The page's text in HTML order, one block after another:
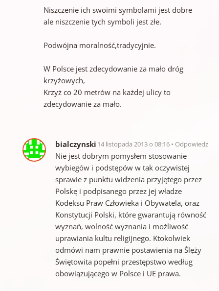
Niszczenie ich swoimi symbolami jest dobre
ale niszczenie tych symboli jest złe.
Podwójna moralność,tradycyjnie.
W Polsce jest zdecydowanie za mało dróg
krzyżowych,
Krzyż co 20 metrów na każdej ulicy to
zdecydowanie za mało.
bialczynski 14 listopada 2013 o 08:16 Odpowiedz
Nie jest dobrym pomysłem stosowanie
wybiegów i podstępów w tak oczywistej
sprawie z punktu widzenia przyjętego przez
Polskę i podpisanego przez jej władze
Kodeksu Praw Człowieka i Obywatela, oraz
Konstytucji Polski, które gwarantują równość
wyznań, wolność wyznania i możliwość
uprawiania kultu religijnego. Ktokolwiek
odmówi nam prawnie postawienia na Ślęży
Świętowita popełni przestępstwo według
obowiązującego w Polsce i UE prawa.